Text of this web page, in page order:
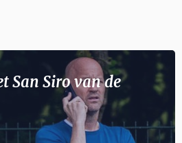
San Siro van de